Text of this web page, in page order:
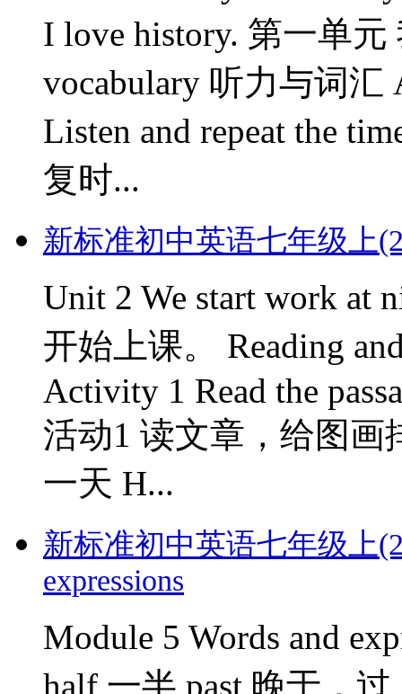
I love history. 第一单
vocabulary 听力与词汇
Listen and repeat the
复时...
新标准初中英语七年级上
Unit 2 We start work at
开始上课。 Reading
Activity 1 Read the
活动1 读文章，给图画
一天 H...
新标准初中英语七年级上
expressions
Module 5 Words and
half 一半 past 晚于，